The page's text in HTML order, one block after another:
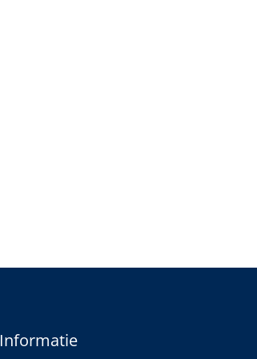
Informatie